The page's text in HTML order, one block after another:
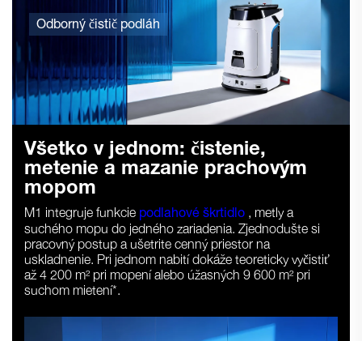
Odborný čistič podláh
Všetko v jednom: čistenie,
metenie a mazanie prachovým
mopom
M1 integruje funkcie podlahové škrtidlo , metly a
suchého mopu do jedného zariadenia. Zjednodušte si
pracovný postup a ušetrite cenný priestor na
uskladnenie. Pri jednom nabití dokáže teoreticky vyčistiť
až 4 200 m² pri mopení alebo úžasných 9 600 m² pri
suchom mietení*.